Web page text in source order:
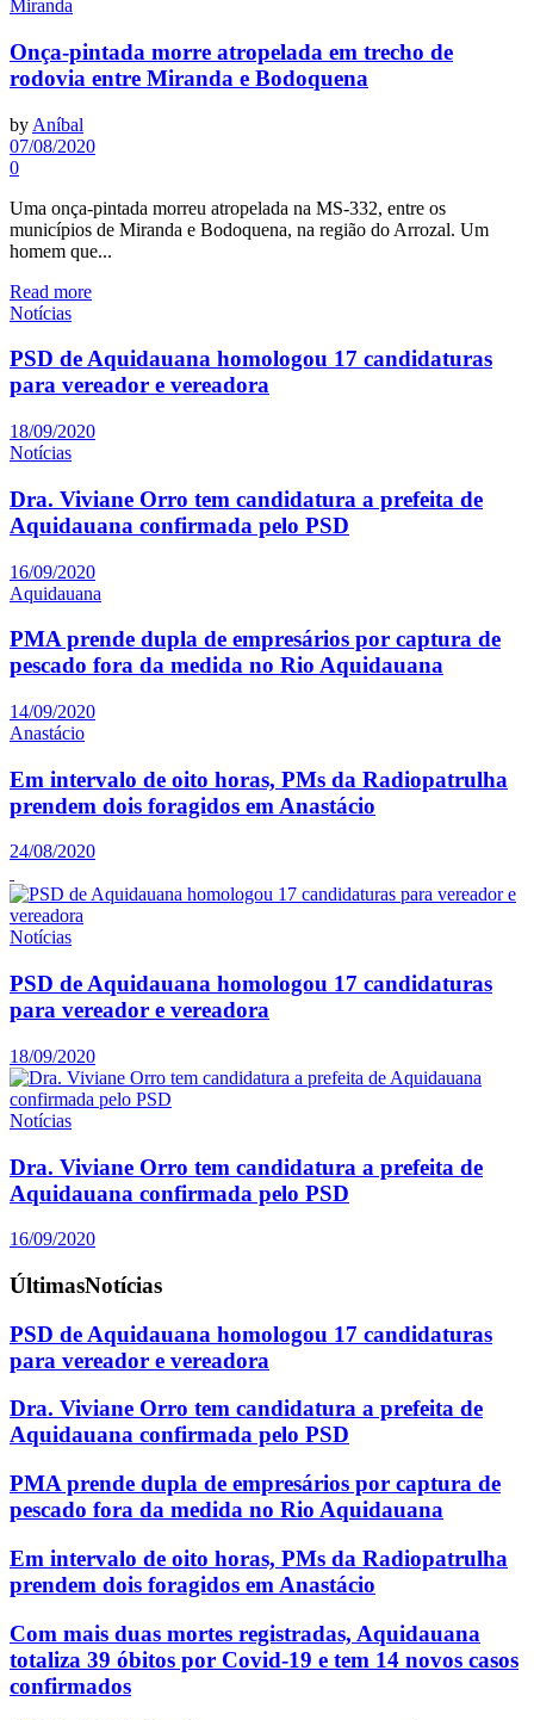
Miranda
Onça-pintada morre atropelada em trecho de
rodovia entre Miranda e Bodoquena
by Aníbal
07/08/2020
0
Uma onça-pintada morreu atropelada na MS-332, entre os
municípios de Miranda e Bodoquena, na região do Arrozal. Um
homem que...
Read more
Notícias
PSD de Aquidauana homologou 17 candidaturas
para vereador e vereadora
18/09/2020
Notícias
Dra. Viviane Orro tem candidatura a prefeita de
Aquidauana confirmada pelo PSD
16/09/2020
Aquidauana
PMA prende dupla de empresários por captura de
pescado fora da medida no Rio Aquidauana
14/09/2020
Anastácio
Em intervalo de oito horas, PMs da Radiopatrulha
prendem dois foragidos em Anastácio
24/08/2020
Notícias
PSD de Aquidauana homologou 17 candidaturas
para vereador e vereadora
18/09/2020
Notícias
Dra. Viviane Orro tem candidatura a prefeita de
Aquidauana confirmada pelo PSD
16/09/2020
ÚltimasNotícias
PSD de Aquidauana homologou 17 candidaturas
para vereador e vereadora
Dra. Viviane Orro tem candidatura a prefeita de
Aquidauana confirmada pelo PSD
PMA prende dupla de empresários por captura de
pescado fora da medida no Rio Aquidauana
Em intervalo de oito horas, PMs da Radiopatrulha
prendem dois foragidos em Anastácio
Com mais duas mortes registradas, Aquidauana
totaliza 39 óbitos por Covid-19 e tem 14 novos casos
confirmados